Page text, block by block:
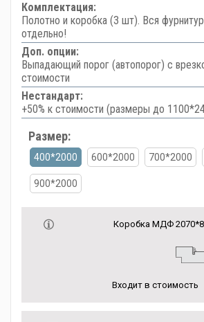
Комплектация:
Полотно и коробка (3 шт). Вся
отдельно!
Доп. опции:
Выпадающий порог (автопорог) с
стоимости
Нестандарт:
+50% к стоимости (размеры до
Размер:
400*2000 600*2000 700*2000
900*2000
Коробка МДФ
Входит в стоимость